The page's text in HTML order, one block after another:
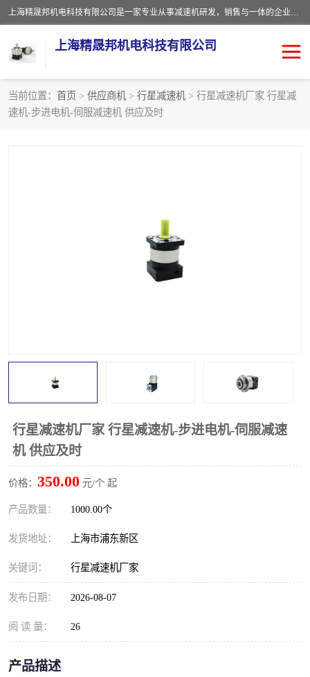
上海精晟邦机电科技有限公司是一家专业从事减速机研发，销售与一体的企业。公司拥有资深技术人员和技术团队服务人才，致力于为广大客户提供专业，细致的产品服务。主营产品有：中型减速电机，微型调速电机，精密行星减速机，蜗轮蜗杆减速机，RFKS四大系列减速机，SKM双曲面齿轮减速机，齿轮减速电机，行星减速机，防爆电机，变频器等系列；产品广泛用于汽车，船舶，能源，环保，包装，物流等领域，欢迎咨询。
上海精晟邦机电科技有限公司
当前位置： 首页 > 供应商机 > 行星减速机 > 行星减速机厂家 行星减
速机-步进电机-伺服减速机 供应及时
行星减速机厂家 行星减速机-步进电机-伺服减速
机 供应及时
价格： 350.00 元/个 起
产品数量： 1000.00个
发货地址： 上海市浦东新区
关键词： 行星减速机厂家
发布日期： 2026-08-07
阅 读 量： 26
产品描述
减速电机
晟邦电机